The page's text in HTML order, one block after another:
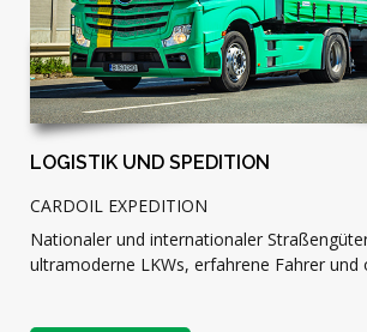
LOGISTIK UND SPEDITION
CARDOIL EXPEDITION
Nationaler und internationaler
ultramoderne LKWs, erfahrene Fahrer und